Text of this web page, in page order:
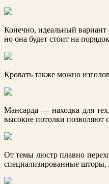
Конечно, идеальный
но она будет стоит на
Кровать также можно
Мансарда — находка для
высокие потолки позволяют
От темы люстр плавно
специализированные